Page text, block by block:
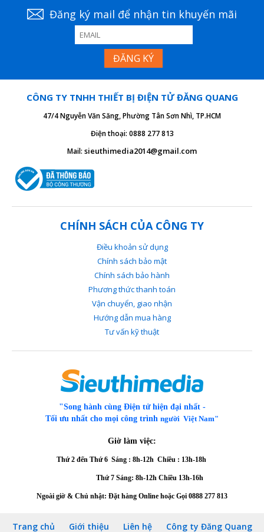
Đăng ký mail để nhận tin khuyến mãi
CÔNG TY TNHH THIẾT BỊ ĐIỆN TỬ ĐĂNG QUANG
47/4 Nguyễn Văn Săng, Phường Tân Sơn Nhì, TP.HCM
Điện thoại: 0888 277 813
Mail: sieuthimedia2014@gmail.com
CHÍNH SÁCH CỦA CÔNG TY
Điều khoản sử dụng
Chính sách bảo mật
Chính sách bảo hành
Phương thức thanh toán
Vận chuyển, giao nhận
Hướng dẫn mua hàng
Tư vấn kỹ thuật
"Song hành cùng Điện tử hiện đại nhất -
Tối ưu nhất cho mọi công trình người Việt Nam"
Giờ làm việc:
Thứ 2 đến Thứ 6 Sáng : 8h-12h Chiều : 13h-18h
Thứ 7 Sáng: 8h-12h Chiều 13h-16h
Ngoài giờ & Chủ nhật: Đặt hàng Online hoặc Gọi 0888 277 813
Trang chủ Giới thiệu Liên hệ Công ty Đăng Quang